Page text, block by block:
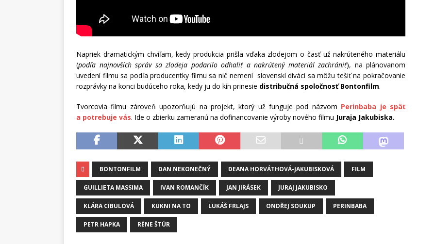
Napriek dramatickým chvíľam, kedy produkcia prišla vďaka zlodejom o časť už nakrúteného materiálu
(podľa najnovších správ sa zlodeja podarilo odhaliť a nakrútený materiál zachrániť), na plánovanom
uvedení filmu sa podľa producentky filmu sa nič nemení slovenskí diváci sa môžu tešiť na pokračovanie
rozprávky na konci budúceho roka, kedy ju do kín prinesie distribučná spoločnosť Bontonfilm.
Tvorcovia filmu zároveň upozorňujú na projekt, ktorý už funguje pod názvom Perinbaba je späť
a potrebuje vás. Ide o zbierku zameranú na dofinancovanie výroby nového filmu Juraja Jakubiska.
BONTONFILM DAN NEKONEČNÝ DEANA HORVÁTHOVÁ-JAKUBISKOVÁ FILM
GUILLIETA MASSIMA IVAN ROMANČÍK JAN JIRÁSEK JURAJ JAKUBISKO
KLÁRA CIBULOVÁ KUKNI NA TO LUKÁŠ FRLAJS ONDŘEJ SOUKUP PERINBABA
PETR HAPKA RÉNE ŠTÚR